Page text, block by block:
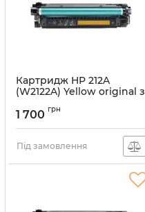
Картридж HP 212A
(W2122A) Yellow original з
Артикул:
1 700 грн
Під замовлення